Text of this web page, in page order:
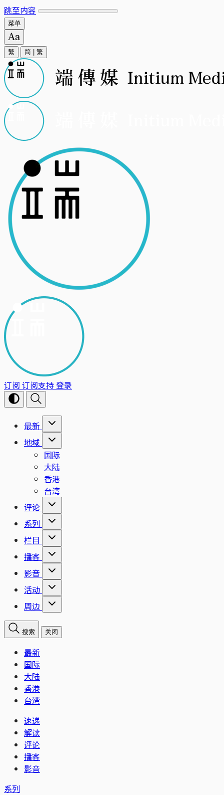
跳至内容
菜单
繁 简 繁
订阅 订阅支持登录
最新
地域
国际
大陆
香港
台湾
评论
系列
栏目
播客
影音
活动
周边
搜索 关闭
最新
国际
大陆
香港
台湾
速递
解读
评论
播客
影音
系列